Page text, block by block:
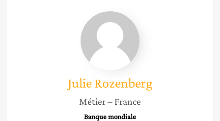
Julie
Rozenberg
Julie Rozenberg
Métier– France
Banque mondiale